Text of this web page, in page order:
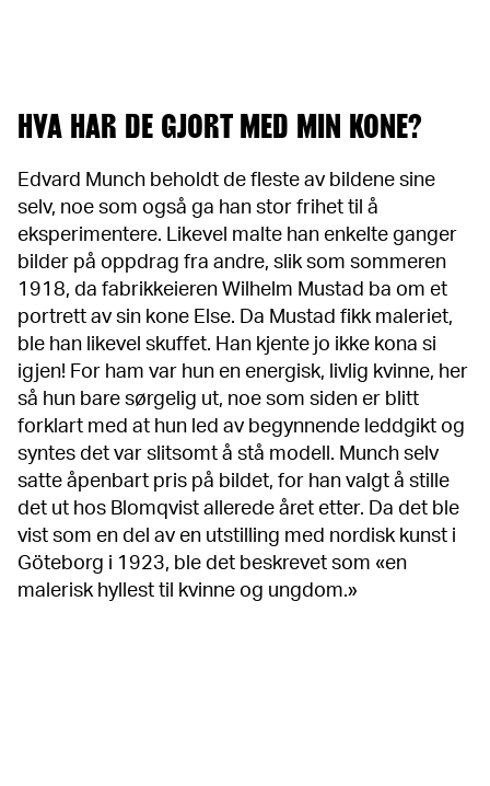
HVA HAR DE GJORT MED MIN KONE?
Edvard Munch beholdt de fleste av bildene sine
selv, noe som også ga han stor frihet til å
eksperimentere. Likevel malte han enkelte ganger
bilder på oppdrag fra andre, slik som sommeren
1918, da fabrikkeieren Wilhelm Mustad ba om et
portrett av sin kone Else. Da Mustad fikk maleriet,
ble han likevel skuffet. Han kjente jo ikke kona si
igjen! For ham var hun en energisk, livlig kvinne, her
så hun bare sørgelig ut, noe som siden er blitt
forklart med at hun led av begynnende leddgikt og
syntes det var slitsomt å stå modell. Munch selv
satte åpenbart pris på bildet, for han valgt å stille
det ut hos Blomqvist allerede året etter. Da det ble
vist som en del av en utstilling med nordisk kunst i
Göteborg i 1923, ble det beskrevet som «en
malerisk hyllest til kvinne og ungdom.»